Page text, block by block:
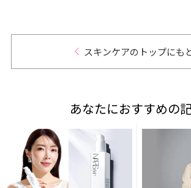
スキンケアのトップにも
あなたにおすすめの